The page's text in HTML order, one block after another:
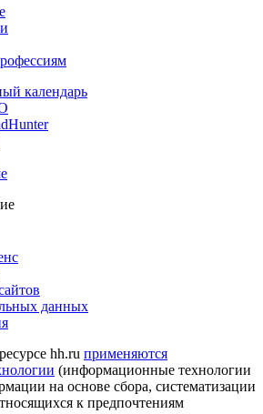
календарь
данных
hh.ru применяются
(информационные технологии
на основе сбора, систематизации
к предпочтениям